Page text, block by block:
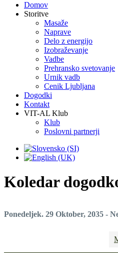
Domov
Storitve
Masaže
Naprave
Delo z energijo
Izobraževanje
Vadbe
Prehransko svetovanje
Urnik vadb
Cenik Ljubljana
Dogodki
Kontakt
VIT-AL Klub
Klub
Poslovni partnerji
Koledar
Ponedeljek. 29 Oktober, 2035 -